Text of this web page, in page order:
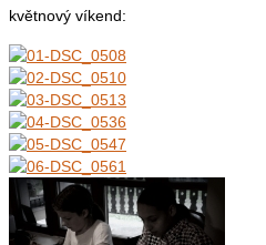
květnový víkend: